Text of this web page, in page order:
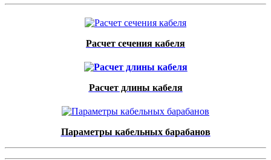
Расчет сечения кабеля
Расчет длины кабеля
Параметры кабельных барабанов